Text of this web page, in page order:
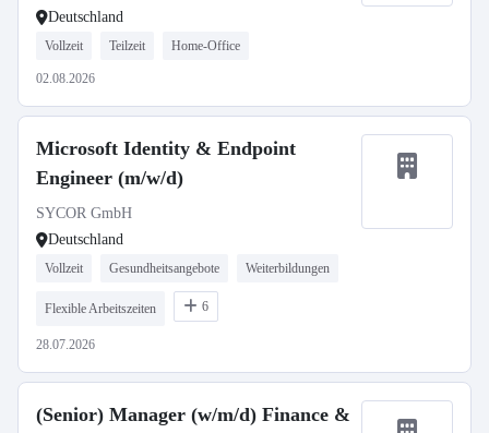
Deutschland
Vollzeit Teilzeit Home-Office
02.08.2026
Microsoft Identity & Endpoint
Engineer (m/w/d)
SYCOR GmbH
Deutschland
Vollzeit Gesundheitsangebote Weiterbildungen
Flexible Arbeitszeiten 6
28.07.2026
(Senior) Manager (w/m/d) Finance &